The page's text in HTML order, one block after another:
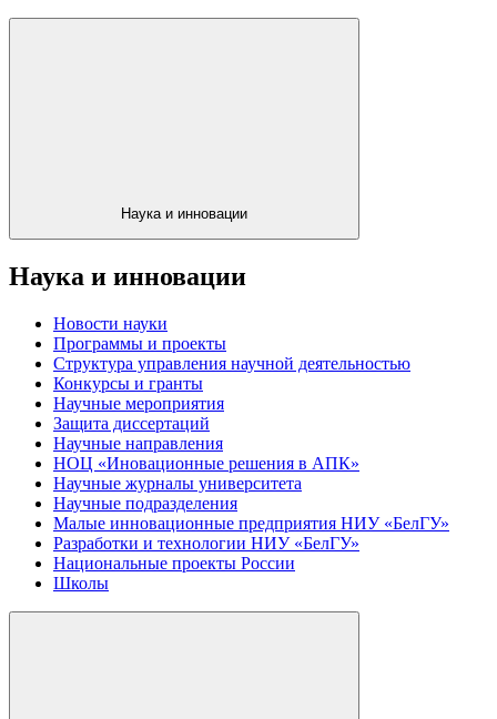
Наука и инновации
Наука и инновации
Новости науки
Программы и проекты
Структура управления научной деятельностью
Конкурсы и гранты
Научные мероприятия
Защита диссертаций
Научные направления
НОЦ «Иновационные решения в АПК»
Научные журналы университета
Научные подразделения
Малые инновационные предприятия НИУ «БелГУ»
Разработки и технологии НИУ «БелГУ»
Национальные проекты России
Школы